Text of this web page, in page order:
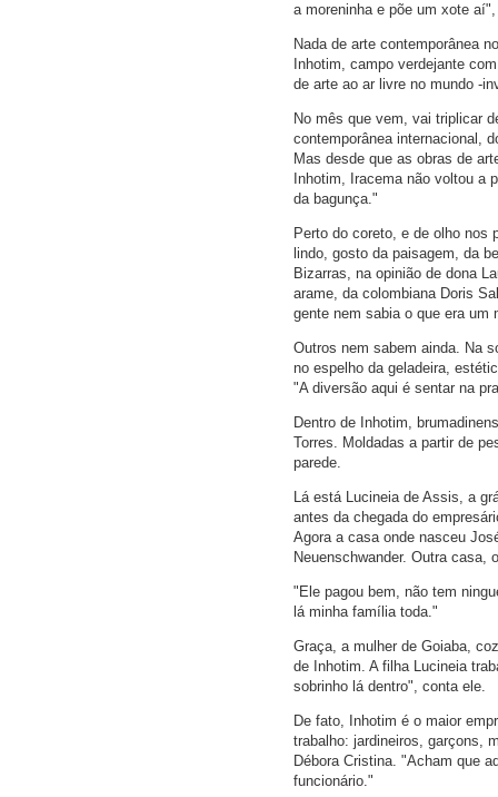
a moreninha e põe um xote
Nada de arte contemporânea
Inhotim, campo verdejante
de arte ao ar livre no mundo -
No mês que vem, vai triplicar
contemporânea internacional,
Mas desde que as obras de
Inhotim, Iracema não voltou a
da bagunça."
Perto do coreto, e de olho nos
lindo, gosto da paisagem, da
Bizarras, na opinião de dona
arame, da colombiana Doris
gente nem sabia o que era um
Outros nem sabem ainda. Na
no espelho da geladeira,
"A diversão aqui é sentar na
Dentro de Inhotim,
Torres. Moldadas a partir de
parede.
Lá está Lucineia de Assis, a
antes da chegada do
Agora a casa onde nasceu
Neuenschwander. Outra casa,
"Ele pagou bem, não tem
lá minha família toda."
Graça, a mulher de Goiaba,
de Inhotim. A filha Lucineia
sobrinho lá dentro", conta ele.
De fato, Inhotim é o maior
trabalho: jardineiros, garçons,
Débora Cristina. "Acham que
funcionário."